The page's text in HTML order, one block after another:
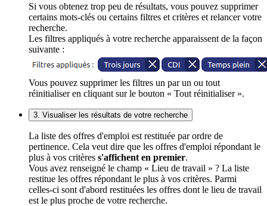
Si vous obtenez trop peu de résultats, vous pouvez supprimer
certains mots-clés ou certains filtres et critères et relancer votre
recherche.
Les filtres appliqués à votre recherche apparaissent de la façon
suivante :
Vous pouvez supprimer les filtres un par un ou tout
réinitialiser en cliquant sur le bouton « Tout réinitialiser ».
3. Visualiser les résultats de votre recherche
La liste des offres d'emploi est restituée par ordre de
pertinence. Cela veut dire que les offres d'emploi répondant le
plus à vos critères s'affichent en premier.
Vous avez renseigné le champ « Lieu de travail » ? La liste
restitue les offres répondant le plus à vos critères. Parmi
celles-ci sont d'abord restituées les offres dont le lieu de travail
est le plus proche de votre recherche.